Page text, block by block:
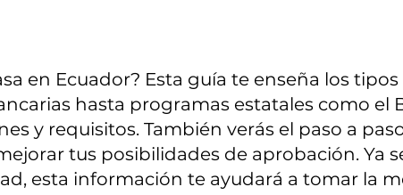
en Ecuador? Esta guía te enseña los
hasta programas estatales como el
y requisitos. También verás el paso a
tus posibilidades de aprobación. Ya
esta información te ayudará a tomar la